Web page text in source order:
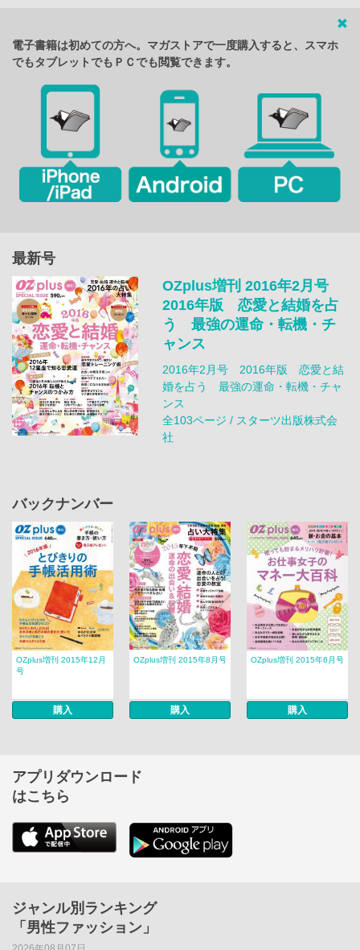
電子書籍は初めての方へ。マガストアで一度購入すると、スマホ
でもタブレットでもＰＣでも閲覧できます。
最新号
OZplus増刊 2016年2月号
2016年版 恋愛と結婚を占
う 最強の運命・転機・チ
ャンス
2016年2月号 2016年版 恋愛と結
婚を占う 最強の運命・転機・チャ
ンス
全103ページ / スターツ出版株式会
社
バックナンバー
OZplus増刊 2015年12月
号
購入
OZplus増刊 2015年8月号
購入
OZplus増刊 2015年6月号
購入
アプリダウンロード
はこちら
ジャンル別ランキング
「男性ファッション」
2026年08月07日